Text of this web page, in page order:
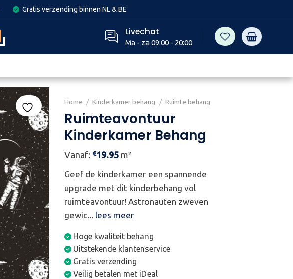
Gratis verzending binnen NL & BE
Livechat
Ma - za 09:00 - 20:00
Home / Kinderkamer behang / Ruimte behang
Ruimteavontuur
Kinderkamer Behang
Vanaf: €19.95 m²
Geef de kinderkamer een spannende
upgrade met dit kinderbehang vol
ruimteavontuur! Astronauten zweven
gewic... lees meer
Hoge kwaliteit behang
Uitstekende klantenservice
Gratis verzending
Veilig betalen met iDeal